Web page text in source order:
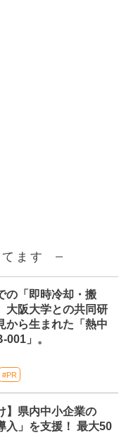
ます
の「即時冷却・搬
大阪大学との共同研
から生まれた「熱中
001」。
#PR
】県内中小企業の
入」を支援！ 最大50